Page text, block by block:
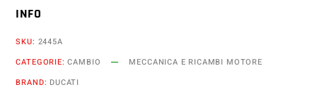
996
quantity
INFO
SKU: 2445A
CATEGORIE:CAMBIO
MECCANICA E RICAMBI MOTORE
BRAND: DUCATI